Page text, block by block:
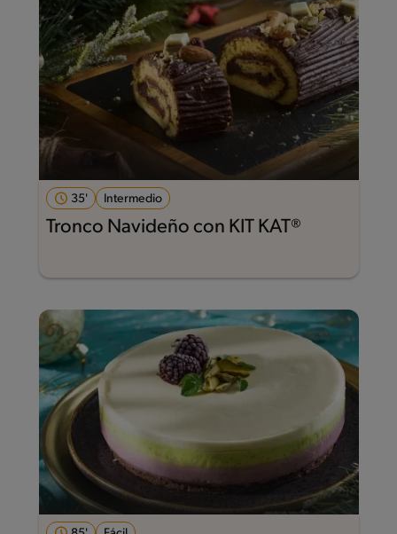
35' Intermedio
Tronco Navideño con KIT KAT®